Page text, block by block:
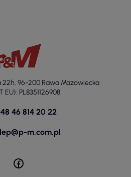
22h, 96-200 Rawa Mazowiecka
EU): PL8351126908
46 814 20 22
m.com.pl